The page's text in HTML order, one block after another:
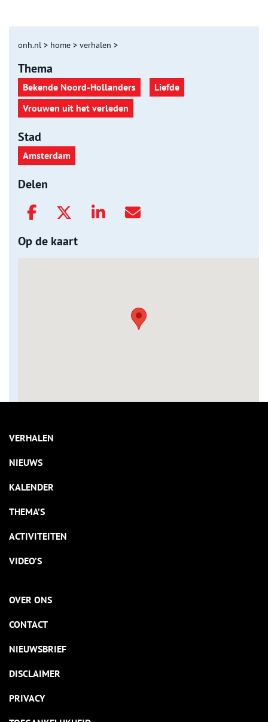
onh.nl > home > verhalen >
Thema
Bekende Noord-Hollanders
Liefde
Vrouwen uit het verleden
Stad
Amsterdam
Delen
Op de kaart
VERHALEN
NIEUWS
KALENDER
THEMA’S
ACTIVITEITEN
VIDEO’S
OVER ONS
CONTACT
NIEUWSBRIEF
DISCLAIMER
PRIVACY